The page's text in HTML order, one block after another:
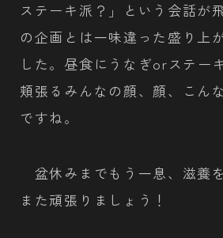
ステーキ派？」という会話が
の企画とは一味違った盛り上
した。昼食にうなぎorステー
頬張るみんなの顔、顔、こん
ですね。
盆休みまでもう一息、滋養
また頑張りましょう！